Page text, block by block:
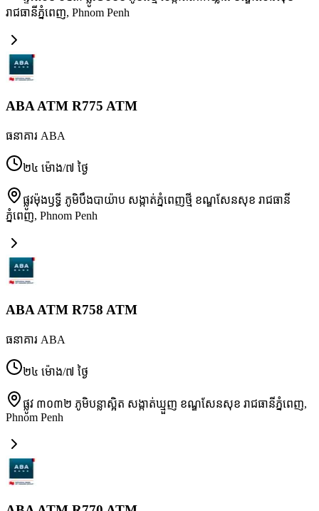
រាជធានីភ្នំពេញ, Phnom Penh
ABA ATM R775 ATM
ធនាគារ ABA
២៤ ម៉ោង/៧ ថ្ងៃ
ផ្លូវម៉ុងឫទ្ធី ភូមិបឹងបាយ៉ាប សង្កាត់ភ្នំពេញថ្មី ខណ្ឌសែនសុខ រាជធានី
ភ្នំពេញ, Phnom Penh
ABA ATM R758 ATM
ធនាគារ ABA
២៤ ម៉ោង/៧ ថ្ងៃ
ផ្លូវ ៣០៣២ ភូមិបន្លាស្អិត សង្កាត់ឃ្មួញ ខណ្ឌសែនសុខ រាជធានីភ្នំពេញ,
Phnom Penh